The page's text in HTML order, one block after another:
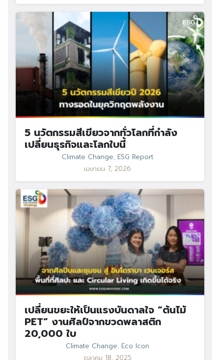
5 นวัตกรรมสีเขียวจากทั่วโลกที่กำลัง
เปลี่ยนธุรกิจและโลกใบนี้
Climate Change, ESG Report
เมษายน 7, 2026
เปลี่ยนขยะให้เป็นแรงบันดาลใจ “ต้นไม้
PET” งานศิลป์จากขวดพลาสติก
20,000 ใบ
Climate Change, Eco Icon